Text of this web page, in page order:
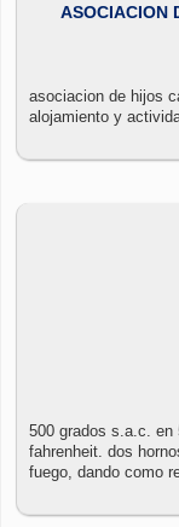
ASOCIACION
asociacion de hijos
alojamiento y
500 grados s.a.c.
fahrenheit. dos
fuego, dando como